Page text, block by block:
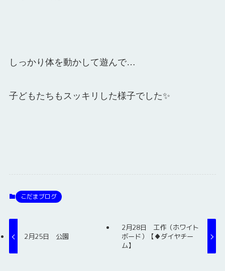
しっかり体を動かして遊んで…
子どもたちもスッキリした様子でした✨
こだまブログ
2月25日 公園
2月28日 工作（ホワイト
ボード）【♦ダイヤチー
ム】